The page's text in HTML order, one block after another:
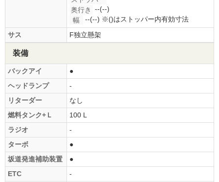
奥行き
--(--)
幅
--(--) ※()はストッパー内有効寸法
サス
F独立懸架
装備
バックアイ
●
ヘッドランプ
-
リターダー
なし
燃料タンク+Ｌ
100 L
ラジオ
-
ターボ
●
坂道発進補助装置
●
ETC
-